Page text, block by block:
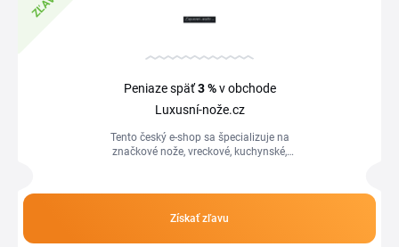
akcie pravidelne aktualizujeme. Vybraný kód skopírujte a
ešte pred dokončením nákupu. Tak nakúpite prémiový nôž
Peniaze späť3 %v obchode
Luxusní-nože.cz
Tento český e-shop sa špecializuje na
značkové nože, vreckové, kuchynské,
Získať zľavu